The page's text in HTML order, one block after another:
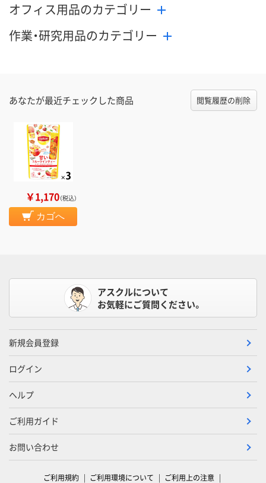
オフィス用品のカテゴリー
作業・研究用品のカテゴリー
あなたが最近チェックした商品 閲覧履歴の削除
￥1,170（税込）
カゴへ
アスクルについて
お気軽にご質問ください。
新規会員登録
ログイン
ヘルプ
ご利用ガイド
お問い合わせ
ご利用規約 ご利用環境について ご利用上の注意